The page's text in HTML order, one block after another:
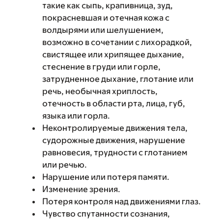
такие как сыпь, крапивница, зуд,
покрасневшая и отечная кожа с
волдырями или шелушением,
возможно в сочетании с лихорадкой,
свистящее или хрипящее дыхание,
стеснение в груди или горле,
затрудненное дыхание, глотание или
речь, необычная хриплость,
отечность в области рта, лица, губ,
языка или горла.
Неконтролируемые движения тела,
судорожные движения, нарушение
равновесия, трудности с глотанием
или речью.
Нарушение или потеря памяти.
Изменение зрения.
Потеря контроля над движениями глаз.
Чувство спутанности сознания,